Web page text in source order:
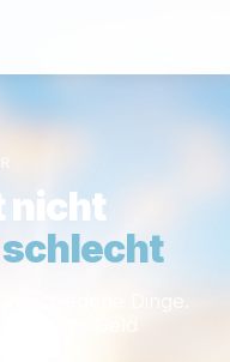
nicht
Dinge.
für Ihr Geld